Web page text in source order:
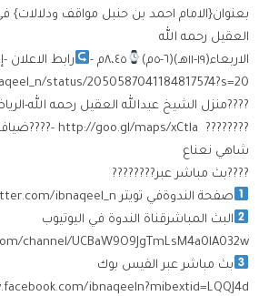
بعنوان{الامام احمد بن حنبل مواقف ودلالات}
العقيل رحمه الله
الاربعاء(١٩-١١هـ)(٦-٥م)
٨،٤٥م -
رابط الاعلان
status/2050587041184817574?s=20
????منزل الشيخ عبدالله العقيل رحمه الله-
???????? ‏ http://goo.gl/maps/xCtla -????ضيافةعشاء
شاهي نعناع
????بث مباشر عبر????????
صفحة الندوةفي تويتر ‏http://twitter.com/ibnaqeel_n
البث المباشرقناة الندوة في اليوتيوب
channel/UCBaW9O9JgTmLsM4a0lA032w
بث مباشر عبر الفيس بوك
ibnaqeeln?mibextid=LQQJ4d